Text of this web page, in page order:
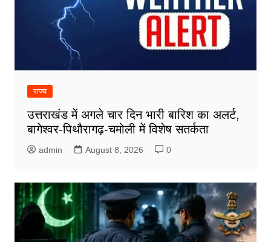
राज्य
उत्तराखंड में अगले चार दिन भारी बारिश का अलर्ट,
बागेश्वर-पिथौरागढ़-चमोली में विशेष सतर्कता
admin August 8, 2026 0